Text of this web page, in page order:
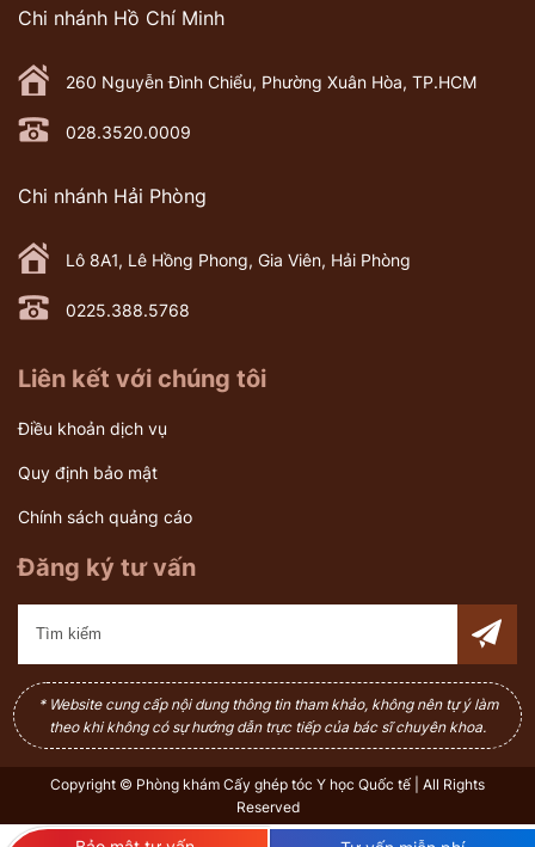
Chi nhánh Hồ Chí Minh
260 Nguyễn Đình Chiểu, Phường Xuân Hòa, TP.HCM
028.3520.0009
Chi nhánh Hải Phòng
Lô 8A1, Lê Hồng Phong, Gia Viên, Hải Phòng
0225.388.5768
Liên kết với chúng tôi
Điều khoản dịch vụ
Quy định bảo mật
Chính sách quảng cáo
Đăng ký tư vấn
* Website cung cấp nội dung thông tin tham khảo, không nên tự ý làm
theo khi không có sự hướng dẫn trực tiếp của bác sĩ chuyên khoa.
Copyright © Phòng khám Cấy ghép tóc Y học Quốc tế | All Rights
Reserved